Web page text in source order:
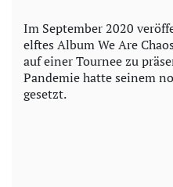
Im September 2020
elftes Album We Are
auf einer Tournee zu
Pandemie hatte seinem
gesetzt.